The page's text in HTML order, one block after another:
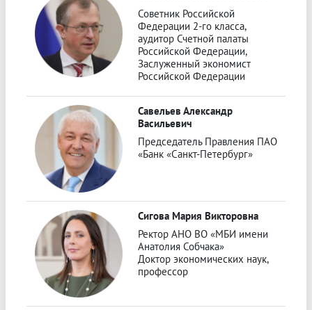
Советник Российской
Федерации 2-го класса,
аудитор Счетной палаты
Российской Федерации,
Заслуженный экономист
Российской Федерации
Савельев Александр
Васильевич
Председатель Правления ПАО
«Банк «Санкт‑Петербург»
Сигова Мария Викторовна
Ректор АНО ВО «МБИ имени
Анатолия Собчака»
Доктор экономических наук,
профессор